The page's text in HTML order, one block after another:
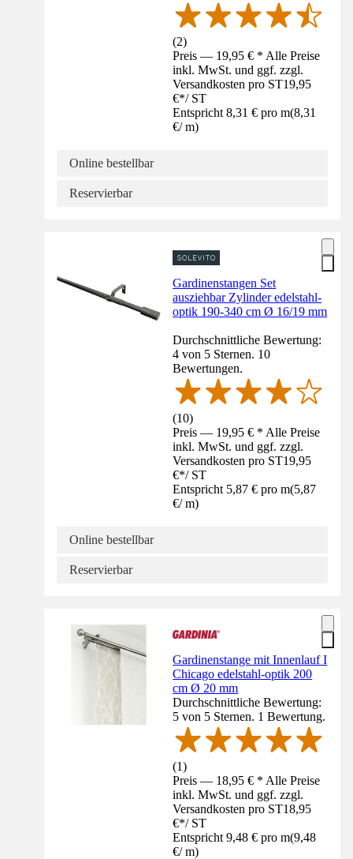
(2)
Preis — 19,95 € * Alle Preise
inkl. MwSt. und ggf. zzgl.
Versandkosten pro ST19,95
€*/ ST
Entspricht 8,31 € pro m(8,31
€/ m)
Online bestellbar
Reservierbar
Gardinenstangen Set
ausziehbar Zylinder edelstahl-
optik 190-340 cm Ø 16/19 mm
Durchschnittliche Bewertung:
4 von 5 Sternen. 10
Bewertungen.
(10)
Preis — 19,95 € * Alle Preise
inkl. MwSt. und ggf. zzgl.
Versandkosten pro ST19,95
€*/ ST
Entspricht 5,87 € pro m(5,87
€/ m)
Online bestellbar
Reservierbar
Gardinenstange mit Innenlauf I
Chicago edelstahl-optik 200
cm Ø 20 mm
Durchschnittliche Bewertung:
5 von 5 Sternen. 1 Bewertung.
(1)
Preis — 18,95 € * Alle Preise
inkl. MwSt. und ggf. zzgl.
Versandkosten pro ST18,95
€*/ ST
Entspricht 9,48 € pro m(9,48
€/ m)